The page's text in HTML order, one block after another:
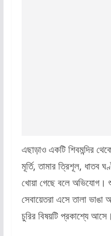
এছাড়াও একটি শিবমন্দির
মূর্তি, তামার ত্রিশূল, ধাতব
খোয়া গেছে বলে অভিযোগ।
সেবায়েতরা এসে তালা
চুরির বিষয়টি প্রকাশ্যে আসে।